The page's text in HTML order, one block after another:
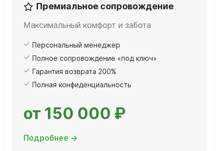
Премиальное сопровождение
Максимальный комфорт и забота
Персональный менеджер
Полное сопровождение «под ключ»
Гарантия возврата 200%
Полная конфиденциальность
от 150 000 ₽
Подробнее →